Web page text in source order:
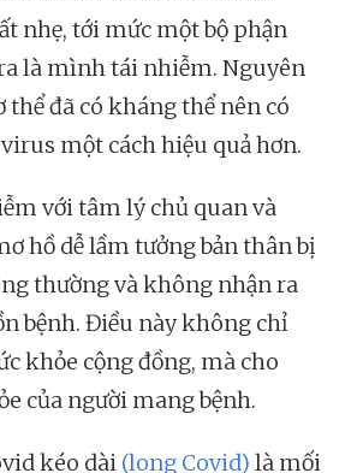
nhẹ, tới mức một bộ phận
là mình tái nhiễm. Nguyên
thể đã có kháng thể nên có
một cách hiệu quả hơn.
với tâm lý chủ quan và
hồ dễ lầm tưởng bản thân bị
thường và không nhận ra
bệnh. Điều này không chỉ
khỏe cộng đồng, mà cho
của người mang bệnh.
kéo dài (long Covid) là mối